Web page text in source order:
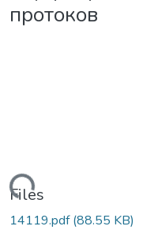
протоков
Files
14119.pdf(88.55 KB)